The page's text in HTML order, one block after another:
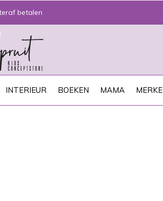
INTERIEUR BOEKEN MAMA
betalen